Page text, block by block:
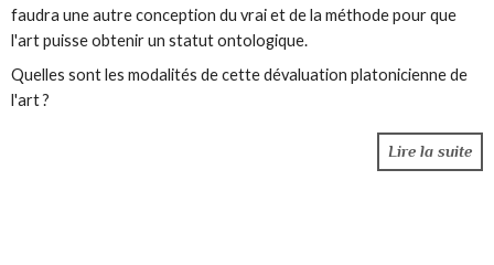
faudra une autre conception du vrai et de la méthode pour que
l'art puisse obtenir un statut ontologique.
Quelles sont les modalités de cette dévaluation platonicienne de
l'art ?
Lire la suite